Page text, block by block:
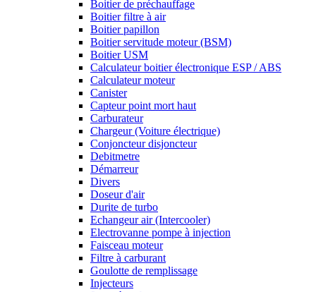
Boitier de préchauffage
Boitier filtre à air
Boitier papillon
Boitier servitude moteur (BSM)
Boitier USM
Calculateur boitier électronique ESP / ABS
Calculateur moteur
Canister
Capteur point mort haut
Carburateur
Chargeur (Voiture électrique)
Conjoncteur disjoncteur
Debitmetre
Démarreur
Divers
Doseur d'air
Durite de turbo
Echangeur air (Intercooler)
Electrovanne pompe à injection
Faisceau moteur
Filtre à carburant
Goulotte de remplissage
Injecteurs